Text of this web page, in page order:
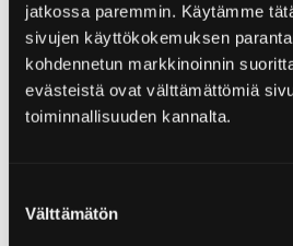
jatkossa paremmin. Käytämme
sivujen käyttökokemuksen
kohdennetun markkinoinnin
evästeistä ovat välttämättömiä
toiminnallisuuden kannalta.
valinta
Välttämätön
Saaristotie &
Saaristotien ympärillä sinua
ja maisemat – matkan
idyllisen ihana Ahlaisten kylä.